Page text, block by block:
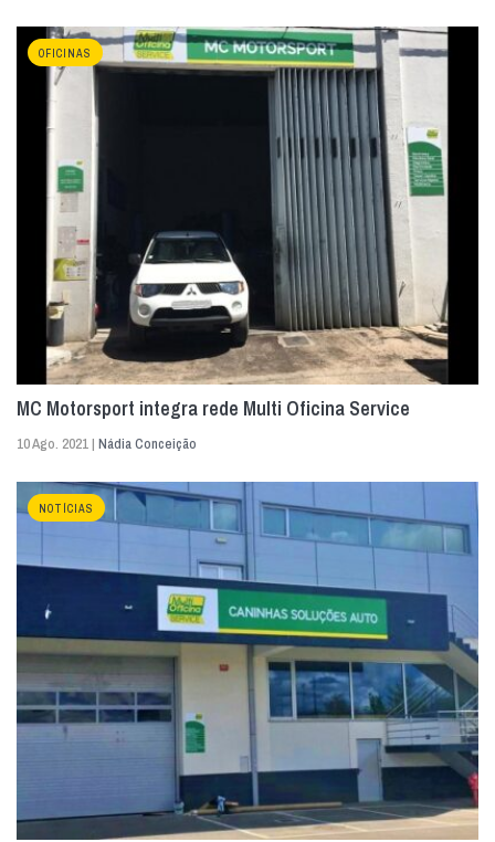
OFICINAS
MC Motorsport integra rede Multi Oficina Service
10 Ago. 2021 | Nádia Conceição
NOTÍCIAS